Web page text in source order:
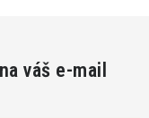
váš e-mail